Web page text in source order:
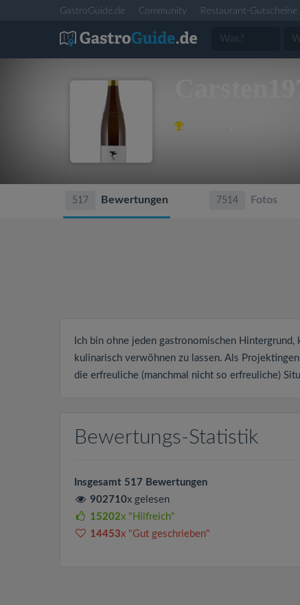
GastroGuide.de Community Restaurant-Gutscheine
517 Bewertungen 7514 Fotos
Ich bin ohne jeden gastronomischen
kulinarisch verwöhnen zu lassen. Als
die erfreuliche (manchmal nicht so erfreuliche)
Bewertungs-Statistik
Insgesamt 517 Bewertungen
902710x gelesen
15202x "Hilfreich"
14453x "Gut geschrieben"